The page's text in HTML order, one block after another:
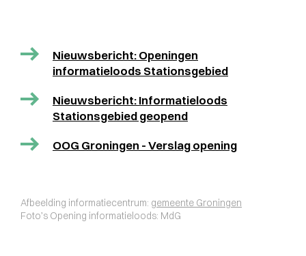
Nieuwsbericht: Openingen
informatieloods Stationsgebied
Nieuwsbericht: Informatieloods
Stationsgebied geopend
OOG Groningen - Verslag opening
Afbeelding informatiecentrum: gemeente Groningen
Foto’s Opening informatieloods: MdG